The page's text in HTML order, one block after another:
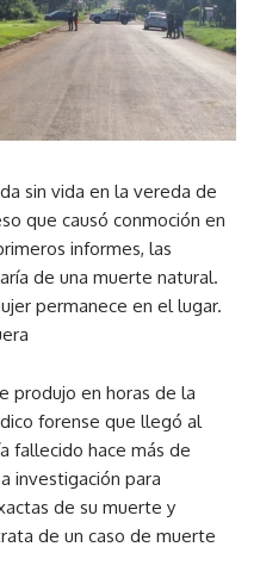
sin vida en la vereda de
que causó conmoción en
informes, las
de una muerte natural.
permanece en el lugar.
produjo en horas de la
forense que llegó al
fallecido hace más de
investigación para
de su muerte y
de un caso de muerte